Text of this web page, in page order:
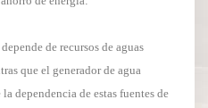
de recursos de aguas
que el generador de agua
dependencia de estas fuentes de